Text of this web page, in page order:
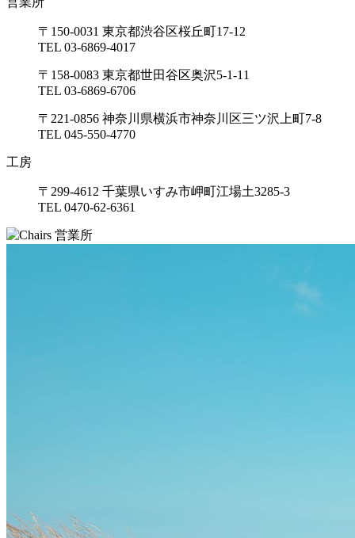
〒150-0031 東京都渋谷区桜丘町17-12
TEL 03-6869-4017
〒158-0083 東京都世田谷区奥沢5-1-11
TEL 03-6869-6706
〒221-0856 神奈川県横浜市神奈川区三ツ沢上町7-8
TEL 045-550-4770
工房
〒299-4612 千葉県いすみ市岬町江場土3285-3
TEL 0470-62-6361